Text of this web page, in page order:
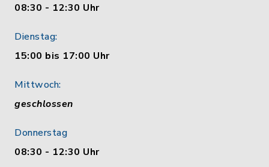
08:30 - 12:30 Uhr
Dienstag:
15:00 bis 17:00 Uhr
Mittwoch:
geschlossen
Donnerstag
08:30 - 12:30 Uhr